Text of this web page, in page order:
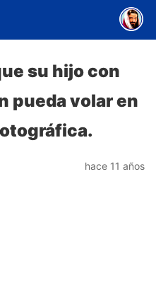
su hijo con
pueda volar en
hace 11 años